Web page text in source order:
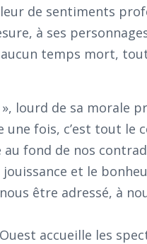
de sentiments
à ses
temps mort,
», lourd de sa morale
une fois, c’est tout
fond de nos
et le
être adressé, à
accueille les